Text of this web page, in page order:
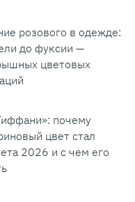
розового в одежде:
до фуксии —
цветовых
почему
цвет стал
2026 и с чем его